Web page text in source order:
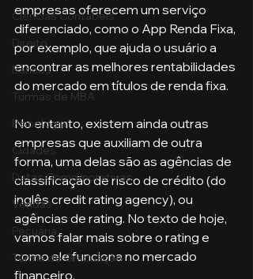
Ciências Contábeis
Direito
Bancos
Turmas de MBA
Psicologia
Cidades
Datas Comemorativas
Vendas
Pecuária
Turma de Graduação
empresas oferecem um serviço
diferenciado, como o App Renda Fixa,
por exemplo, que ajuda o usuário a
encontrar as melhores rentabilidades
do mercado em títulos de renda fixa.
No entanto, existem ainda outras
empresas que auxiliam de outra
forma, uma delas são as agências de
classificação de risco de crédito (do
inglês credit rating agency), ou
agências de rating. No texto de hoje,
vamos falar mais sobre o rating e
como ele funciona no mercado
financeiro.